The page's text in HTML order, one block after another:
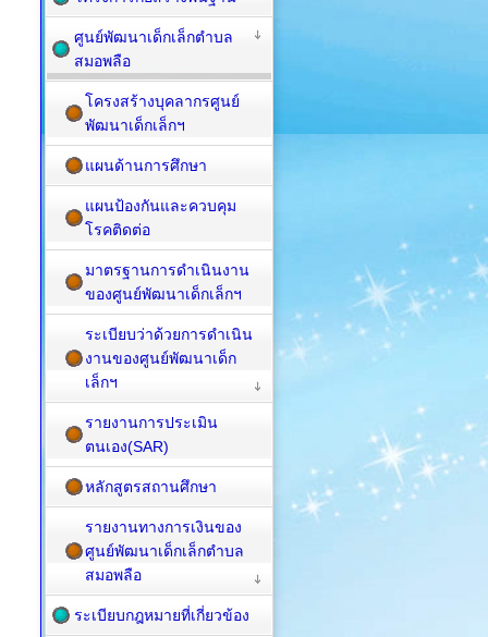
ศูนย์พัฒนาเด็กเล็กตำบล
สมอพลือ
โครงสร้างบุคลากรศูนย์
พัฒนาเด็กเล็กฯ
แผนด้านการศึกษา
แผนป้องกันและควบคุม
โรคติดต่อ
มาตรฐานการดำเนินงาน
ของศูนย์พัฒนาเด็กเล็กฯ
ระเบียบว่าด้วยการดำเนิน
งานของศูนย์พัฒนาเด็ก
เล็กฯ
รายงานการประเมิน
ตนเอง(SAR)
หลักสูตรสถานศึกษา
รายงานทางการเงินของ
ศูนย์พัฒนาเด็กเล็กตำบล
สมอพลือ
ระเบียบกฎหมายที่เกี่ยวข้อง